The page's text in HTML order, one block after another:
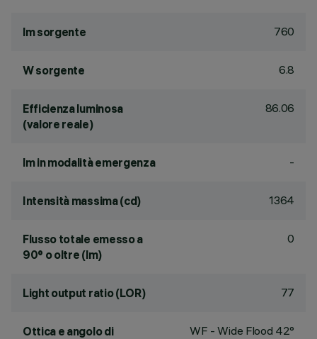
lm sorgente 760
W sorgente 6.8
Efficienza luminosa
(valore reale)
86.06
lm in modalità emergenza -
Intensità massima (cd) 1364
Flusso totale emesso a
90° o oltre (lm)
0
Light output ratio (LOR) 77
Ottica e angolo di
WF - Wide Flood 42°